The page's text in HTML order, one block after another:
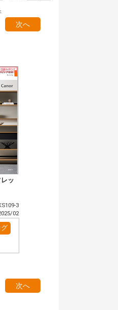
の解除
施工イメージ・アイデア集（4）
玄関ドア・引戸（1）
キッチン（1）
次へ
ッ
3
02
次へ